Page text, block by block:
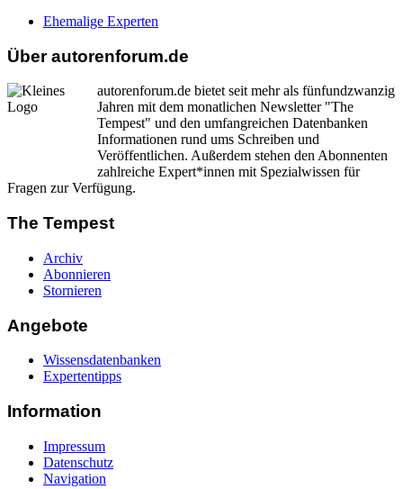
Ehemalige Experten
Über autorenforum.de
autorenforum.de bietet seit mehr als fünfundzwanzig
Jahren mit dem monatlichen Newsletter "The
Tempest" und den umfangreichen Datenbanken
Informationen rund ums Schreiben und
Veröffentlichen. Außerdem stehen den Abonnenten
zahlreiche Expert*innen mit Spezialwissen für
Fragen zur Verfügung.
The Tempest
Archiv
Abonnieren
Stornieren
Angebote
Wissensdatenbanken
Expertentipps
Information
Impressum
Datenschutz
Navigation